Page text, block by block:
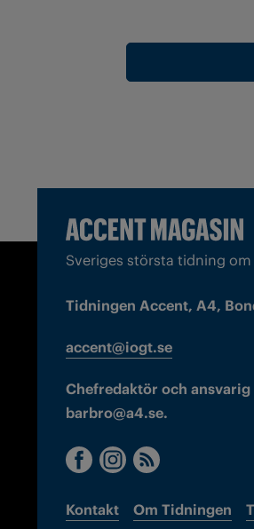
Sveriges största tidning
Tidningen Accent, A4,
accent@iogt.se
Chefredaktör och
barbro@a4.se.
Kontakt Om Tidningen